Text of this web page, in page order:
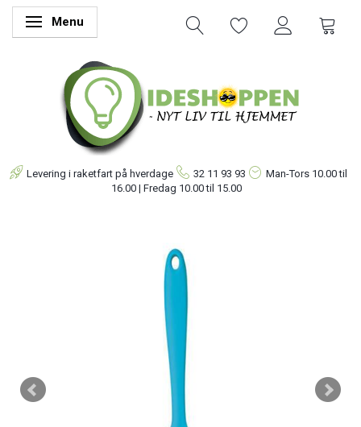
Skifte navigation
Menu
Levering i raketfart på hverdage 32 11 93 93 Man-Tors 10.00 til
16.00 | Fredag 10.00 til 15.00